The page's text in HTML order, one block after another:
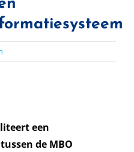
een
de MBO